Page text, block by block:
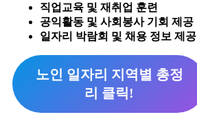
직업교육 및 재취업 훈련
공익활동 및 사회봉사 기회 제공
일자리 박람회 및 채용 정보 제공
노인 일자리 지역별 총정
리 클릭!